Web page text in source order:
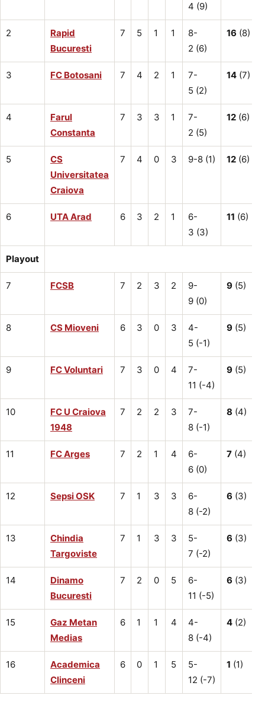
4 (9)
2
Rapid
Bucuresti
7 5 1 1
8-
2 (6)
16 (8)
3 FC Botosani 7 4 2 1
7-
5 (2)
14 (7)
4
Farul
Constanta
7 3 3 1
7-
2 (5)
12 (6)
5
CS
Universitatea
Craiova
7 4 0 3 9-8 (1) 12 (6)
6 UTA Arad 6 3 2 1
6-
3 (3)
11 (6)
Playout
7 FCSB 7 2 3 2
9-
9 (0)
9 (5)
8 CS Mioveni 6 3 0 3
4-
5 (-1)
9 (5)
9 FC Voluntari 7 3 0 4
7-
11 (-4)
9 (5)
10
FC U Craiova
1948
7 2 2 3
7-
8 (-1)
8 (4)
11 FC Arges 7 2 1 4
6-
6 (0)
7 (4)
12 Sepsi OSK 7 1 3 3
6-
8 (-2)
6 (3)
13
Chindia
Targoviste
7 1 3 3
5-
7 (-2)
6 (3)
14
Dinamo
Bucuresti
7 2 0 5
6-
11 (-5)
6 (3)
15
Gaz Metan
Medias
6 1 1 4
4-
8 (-4)
4 (2)
16
Academica
Clinceni
6 0 1 5
5-
12 (-7)
1 (1)